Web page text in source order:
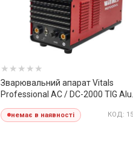
Зварювальний апарат Vitals
Professional AC / DC-2000 TIG Alu
немає в наявності КОД: